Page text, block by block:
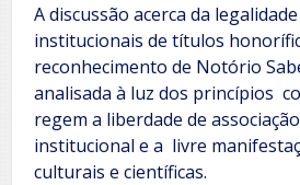
A discussão acerca da
institucionais de títulos
reconhecimento de Notório
analisada à luz dos princípios
regem a liberdade de
institucional e a livre
culturais e científicas.